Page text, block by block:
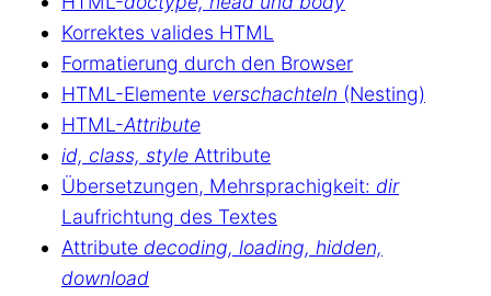
Korrektes valides HTML
Formatierung durch den Browser
HTML-Elemente verschachteln (Nesting)
HTML-Attribute
id, class, style Attribute
Übersetzungen, Mehrsprachigkeit: dir
Laufrichtung des Textes
Attribute decoding, loading, hidden,
download